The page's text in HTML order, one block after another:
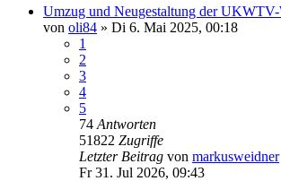
Umzug und Neugestaltung der UKWTV-
von oli84 » Di 6. Mai 2025, 00:18
1
2
3
4
5
74 Antworten
51822 Zugriffe
Letzter Beitrag von markusweidner
Fr 31. Jul 2026, 09:43